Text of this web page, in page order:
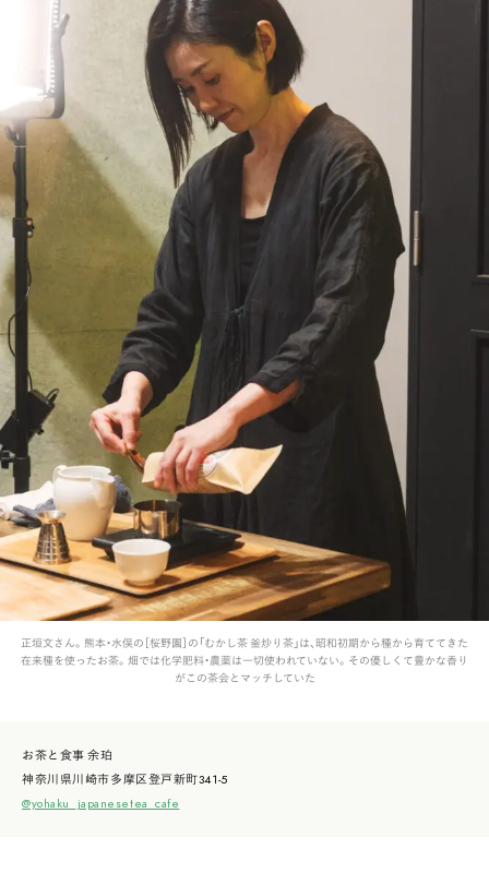
正垣文さん。熊本・水俣の［桜野園］の「むかし茶 釜炒り茶」は、昭和初期から種から育ててきた
在来種を使ったお茶。畑では化学肥料・農薬は一切使われていない。その優しくて豊かな香り
がこの茶会とマッチしていた
お茶と食事 余珀
神奈川県川崎市多摩区登戸新町341-5
@yohaku_japanesetea_cafe